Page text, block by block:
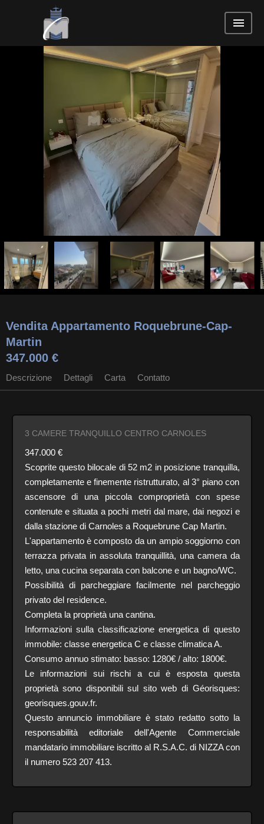
Vendita Appartamento Roquebrune-Cap-
Martin
347.000 €
Descrizione Dettagli Carta Contatto
3 CAMERE TRANQUILLO CENTRO CARNOLES
347.000 €
Scoprite questo bilocale di 52 m2 in posizione tranquilla,
completamente e finemente ristrutturato, al 3° piano con
ascensore di una piccola comproprietà con spese
contenute e situata a pochi metri dal mare, dai negozi e
dalla stazione di Carnoles a Roquebrune Cap Martin.
L'appartamento è composto da un ampio soggiorno con
terrazza privata in assoluta tranquillità, una camera da
letto, una cucina separata con balcone e un bagno/WC.
Possibilità di parcheggiare facilmente nel parcheggio
privato del residence.
Completa la proprietà una cantina.
Informazioni sulla classificazione energetica di questo
immobile: classe energetica C e classe climatica A.
Consumo annuo stimato: basso: 1280€ / alto: 1800€.
Le informazioni sui rischi a cui è esposta questa
proprietà sono disponibili sul sito web di Géorisques:
georisques.gouv.fr.
Questo annuncio immobiliare è stato redatto sotto la
responsabilità editoriale dell'Agente Commerciale
mandatario immobiliare iscritto al R.S.A.C. di NIZZA con
il numero 523 207 413.